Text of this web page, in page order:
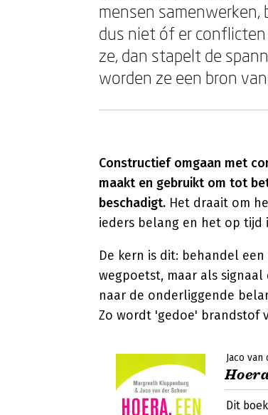
mensen samenwerken,
dus niet óf er conflicten
ze, dan stapelt de
worden ze een bron
Constructief omgaan met
maakt en gebruikt om tot
beschadigt. Het draait om
ieders belang en het op tijd
De kern is dit: behandel
wegpoetst, maar als
naar de onderliggende
Zo wordt 'gedoe' brandstof
Jaco
Dit